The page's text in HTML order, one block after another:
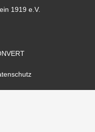
1919 e.V.